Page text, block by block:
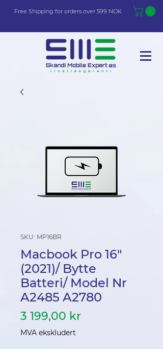
Free Shipping for orders over 599 NOK
SKU: MP16BR
Macbook Pro 16"
(2021)/ Bytte
Batteri/ Model Nr
A2485 A2780
3 199,00 krPris
MVA ekskludert